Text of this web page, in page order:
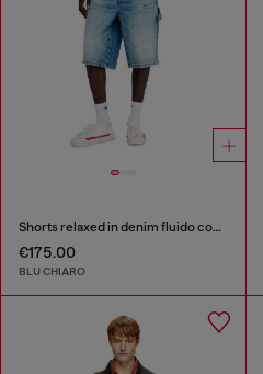
Shorts relaxed in denim fluido con rotture
€175.00
BLU CHIARO